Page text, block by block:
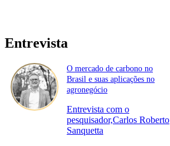
Entrevista
O mercado de carbono no
Brasil e suas aplicações no
agronegócio
Entrevista com o
pesquisador,Carlos Roberto
Sanquetta